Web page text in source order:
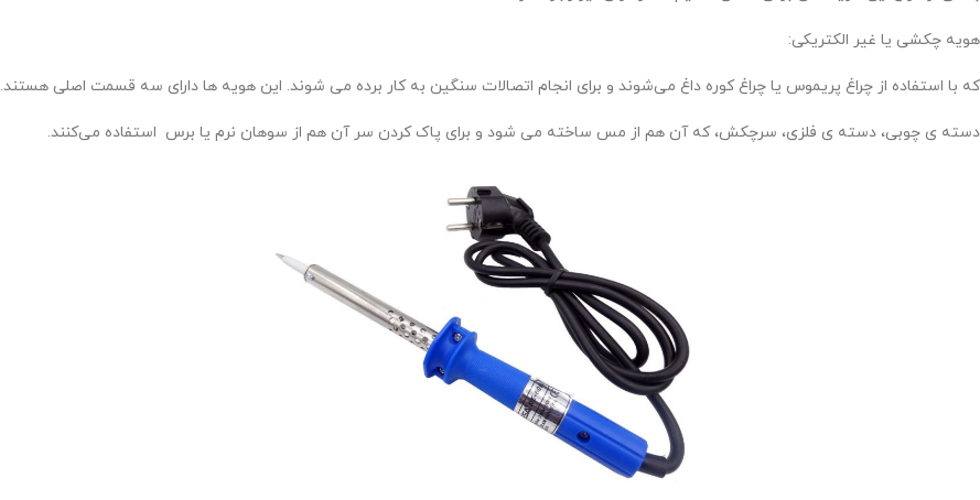
هویه چکشی یا غیر الکتریکی:
که با استفاده از چراغ پریموس یا چراغ کوره داغ می‌شوند و برای انجام اتصالات سنگین به کار برده می شوند. این هویه ها دارای سه قسمت اصلی هستند.
دسته ی چوبی، دسته ی فلزی، سرچکش، که آن هم از مس ساخته می شود و برای پاک کردن سر آن هم از سوهان نرم یا برس استفاده می‌کنند.